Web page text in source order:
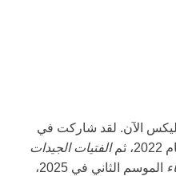
الآن. لقد شاركت في
ثم
الفتيات الجيدات
الموسم الثاني في 2025،